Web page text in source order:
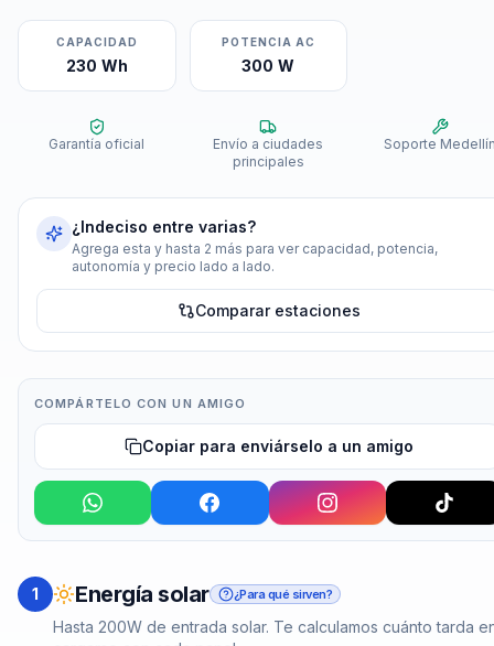
CAPACIDAD
230 Wh
POTENCIA AC
300 W
Garantía oficial
Envío a ciudades
principales
Soporte
¿Indeciso entre varias?
Agrega esta y hasta 2 más para ver capacidad, potencia,
autonomía y precio lado a lado.
Comparar estaciones
COMPÁRTELO CON UN AMIGO
Copiar para enviárselo a un amigo
1 Energía solar ¿Para qué sirven?
Hasta 200W de entrada solar. Te calculamos cuánto tarda